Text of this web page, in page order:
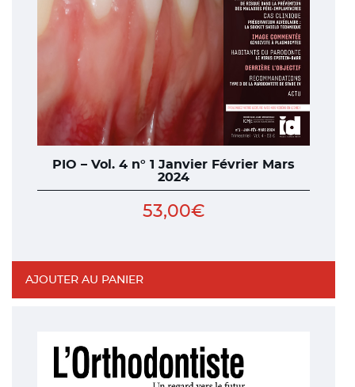
PIO – Vol. 4 n° 1 Janvier Février Mars
2024
53,00€
AJOUTER AU PANIER